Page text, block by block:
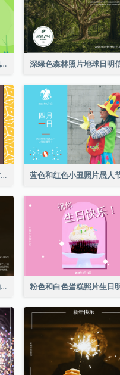
绿色和蓝色地球和树木插图地球日明信片
黄褐色游戏插图愚人节明信片
棕色长颈鹿照片世界野生动物日明信片